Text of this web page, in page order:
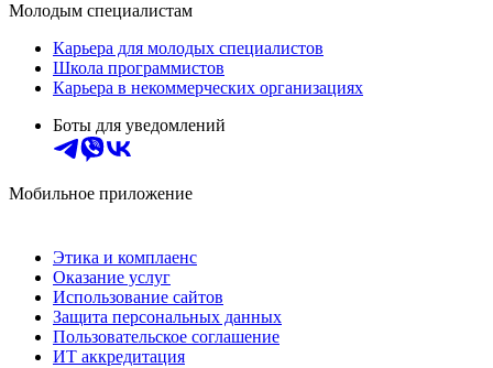
Молодым специалистам
Карьера для молодых специалистов
Школа программистов
Карьера в некоммерческих организациях
Боты для уведомлений
Мобильное приложение
Этика и комплаенс
Оказание услуг
Использование сайтов
Защита персональных данных
Пользовательское соглашение
ИТ аккредитация